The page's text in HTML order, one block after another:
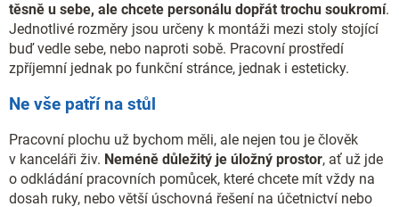
těsně u sebe, ale chcete personálu dopřát trochu soukromí.
Jednotlivé rozměry jsou určeny k montáži mezi stoly stojící
buď vedle sebe, nebo naproti sobě. Pracovní prostředí
zpříjemní jednak po funkční stránce, jednak i esteticky.
Ne vše patří na stůl
Pracovní plochu už bychom měli, ale nejen tou je člověk
v kanceláři živ. Neméně důležitý je úložný prostor, ať už jde
o odkládání pracovních pomůcek, které chcete mít vždy na
dosah ruky, nebo větší úschovná řešení na účetnictví nebo